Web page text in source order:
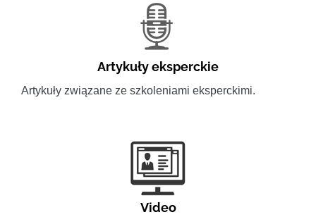
Artykuły eksperckie
Artykuły związane ze szkoleniami eksperckimi.
Video